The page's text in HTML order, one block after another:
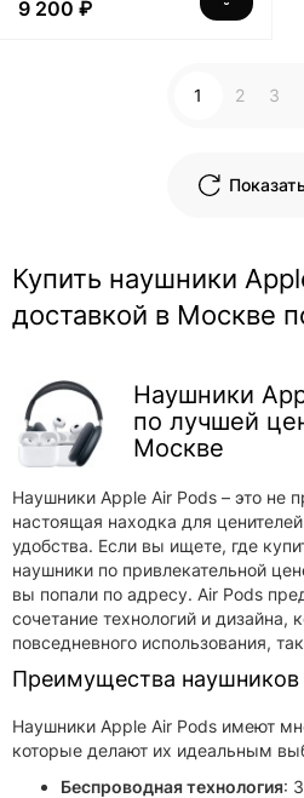
9 200 ₽
1 2 3
Купить наушники
доставкой в Москве
Наушники
по лучшей
Москве
Наушники Apple Air Pods – это не
настоящая находка для
удобства. Если вы ищете, где
наушники по привлекательной
вы попали по адресу. Air Pods
сочетание технологий и дизайна,
повседневного использования,
Преимущества наушников
Наушники Apple Air Pods имеют
которые делают их идеальным
Беспроводная технология: